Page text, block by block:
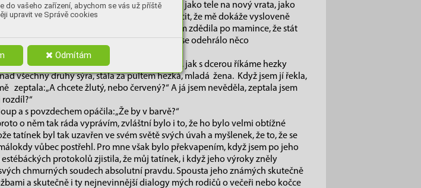
do vašeho zařízení, abychom se vás už příště
upravit ve Správě cookies
Odmítám
fousama, kouká na to jako na vrata ve skále, jako tele na nový vrata, jako
Musím říci, že čím jsem starší, tak mám pocit, že mě dokáže vysloveně
zejména proto, že většinou očekávám, to jsem zdědila po mamince, že stát
jsem opravdu zalapala po dechu, ne že by se odehrálo něco
sami…
obchodě na sýr, v cheeskárně, jak s dcerou říkáme hezky
všechny druhy sýra, stála za pultem hezká, mladá žena. Když jsem jí řekla,
zeptala: „A chcete žlutý, nebo červený?“ A já jsem nevěděla, zeptala jsem
rozdíl?“
a s povzdechem opáčila: „Že by v barvě?“
o něm tak ráda vyprávím, zvláštní bylo i to, že ho bylo velmi obtížné
tatínek byl tak uzavřen ve svém světě svých úvah a myšlenek, že to, že se
vůbec postřehl. Pro mne však bylo překvapením, když jsem po jeho
protokolů zjistila, že můj tatínek, i když jeho výroky zněly
chmurných soudech absolutní pravdu. Spousta jeho známých skutečně
a skutečně i ty nejnevinnější dialogy mých rodičů o večeři nebo kočce